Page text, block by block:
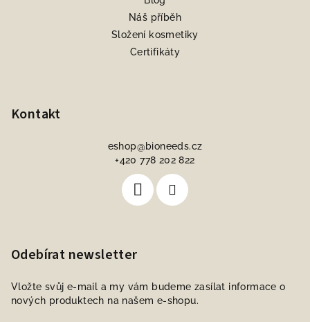
Náš příběh
Složení kosmetiky
Certifikáty
Kontakt
eshop@bioneeds.cz
+420 778 202 822
Odebírat newsletter
Vložte svůj e-mail a my vám budeme zasílat informace o
nových produktech na našem e-shopu.